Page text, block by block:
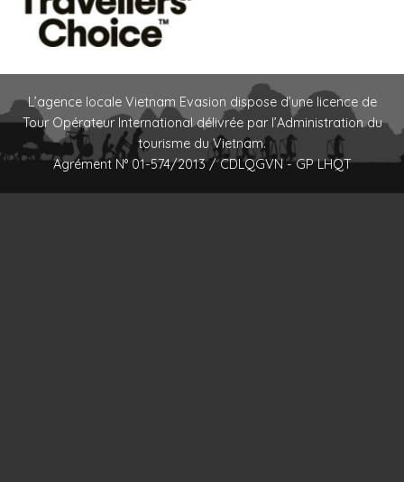
L’agence locale Vietnam Evasion dispose d’une licence de
Tour Opérateur International délivrée par l’Administration du
tourisme du Vietnam.
Agrément N° 01-574/2013 / CDLQGVN - GP LHQT